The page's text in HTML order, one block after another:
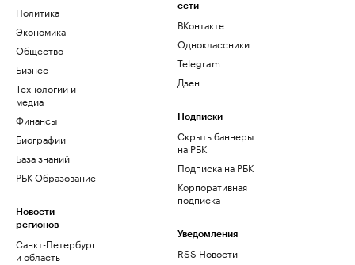
Политика
Экономика
Общество
Бизнес
Технологии и
медиа
Финансы
Биографии
База знаний
РБК Образование
Новости
регионов
Санкт-Петербург
и область
сети
ВКонтакте
Одноклассники
Telegram
Дзен
Подписки
Скрыть баннеры
на РБК
Подписка на РБК
Корпоративная
подписка
Уведомления
RSS Новости